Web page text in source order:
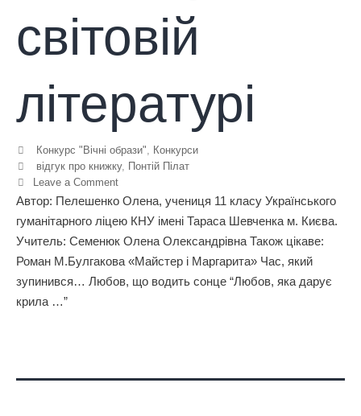
світовій
літературі
Конкурс "Вічні образи", Конкурси
відгук про книжку, Понтій Пілат
Leave a Comment
Автор: Пелешенко Олена, учениця 11 класу Українського
гуманітарного ліцею КНУ імені Тараса Шевченка м. Києва.
Учитель: Семенюк Олена Олександрівна Також цікаве:
Роман М.Булгакова «Майстер і Маргарита» Час, який
зупинився… Любов, що водить сонце “Любов, яка дарує
крила …”